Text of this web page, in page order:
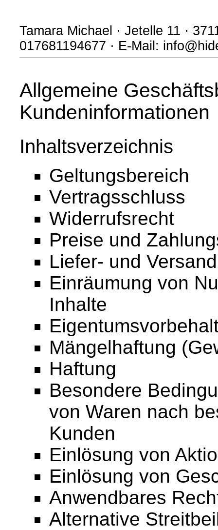
Tamara Michael · Jetelle 11 ·
017681194677 · E-Mail:
Allgemeine
Kundeninformationen
Inhaltsverzeichnis
Geltungsbereich
Vertragsschluss
Widerrufsrecht
Preise und
Liefer- und
Einräumung von
Inhalte
Mängelhaftung
Haftung
Besondere
von Waren nach
Kunden
Einlösung von
Einlösung von
Anwendbares
Alternative